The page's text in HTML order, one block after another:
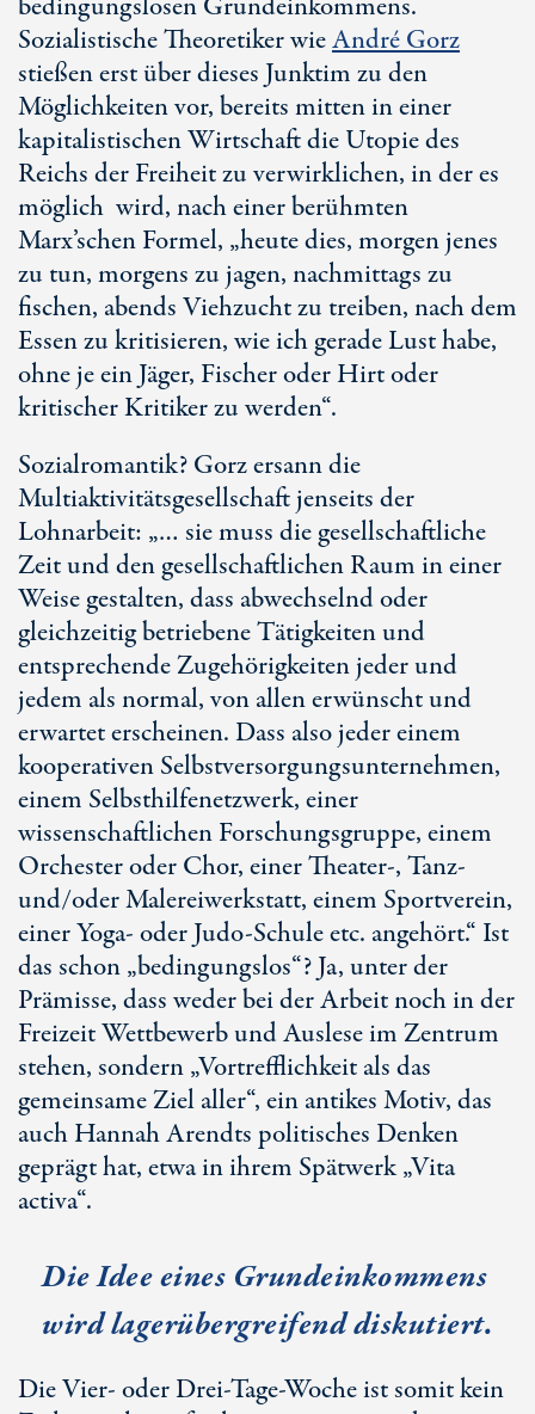
Sozialistische Theoretiker wieAndré Gorz
stießen erst über dieses Junktim zu den
Möglichkeiten vor, bereits mitten in einer
kapitalistischen Wirtschaft die Utopie des
Reichs der Freiheit zu verwirklichen, in der es
möglich wird, nach einer berühmten
Marx’schen Formel, „heute dies, morgen jenes
zu tun, morgens zu jagen, nachmittags zu
fischen, abends Viehzucht zu treiben, nach dem
Essen zu kritisieren, wie ich gerade Lust habe,
ohne je ein Jäger, Fischer oder Hirt oder
kritischer Kritiker zu werden“.
Sozialromantik? Gorz ersann die
Multiaktivitätsgesellschaft jenseits der
Lohnarbeit: „… siemuss die gesellschaftliche
Zeit und den gesellschaftlichen Raum in einer
Weise gestalten, dass abwechselnd oder
gleichzeitig betriebene Tätigkeiten und
entsprechende Zugehörigkeiten jeder und
jedem als normal, von allen erwünscht und
erwartet erscheinen. Dass also jeder einem
kooperativen Selbstversorgungsunternehmen,
einem Selbsthilfenetzwerk, einer
wissenschaftlichen Forschungsgruppe, einem
Orchester oder Chor, einer Theater-, Tanz-
und/oder Malereiwerkstatt, einem Sportverein,
einerYoga-oder Judo-Schule etc. angehört.“ Ist
das schon „bedingungslos“? Ja, unter der
Prämisse, dass weder bei der Arbeit noch in der
Freizeit Wettbewerb und Auslese im Zentrum
stehen, sondern „Vortrefflichkeit als das
gemeinsame Ziel aller“, ein antikes Motiv, das
auch Hannah Arendts politisches Denken
geprägt hat, etwa in ihrem Spätwerk „Vita
activa“.
Die Idee eines Grundeinkommens
wird lagerübergreifend diskutiert.
DieVier-oderDrei-Tage-Woche ist somit kein